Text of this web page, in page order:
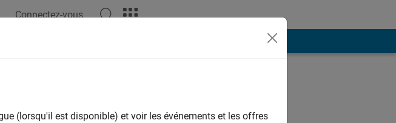
Connectez-vous
(lorsqu'il est disponible) et voir les événements et les offres